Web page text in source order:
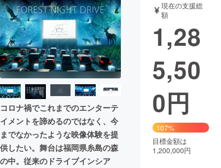
テクノロジー・ガジェット
映像・映画 書籍・雑誌
ビジネス・起業 チャレンジ
まちづくり・地域活性化
CAMPFIRE for Social Good
CAMPFIRE Creation
CAMPFIREふるさと納税machi-ya コミュニティ
コロナ禍でこれまでのエンターテ
イメントを諦めるのではなく、今
までなかったような映像体験を提
供したい。舞台は福岡県糸島の森
の中。従来のドライブインシア
現在の支援総
額
1,28
5,50
0円
107%
目標金額は
1,200,000円